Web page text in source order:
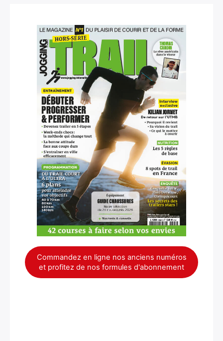
Commandez en ligne nos anciens numéros
et profitez de nos formules d'abonnement
Rechercher